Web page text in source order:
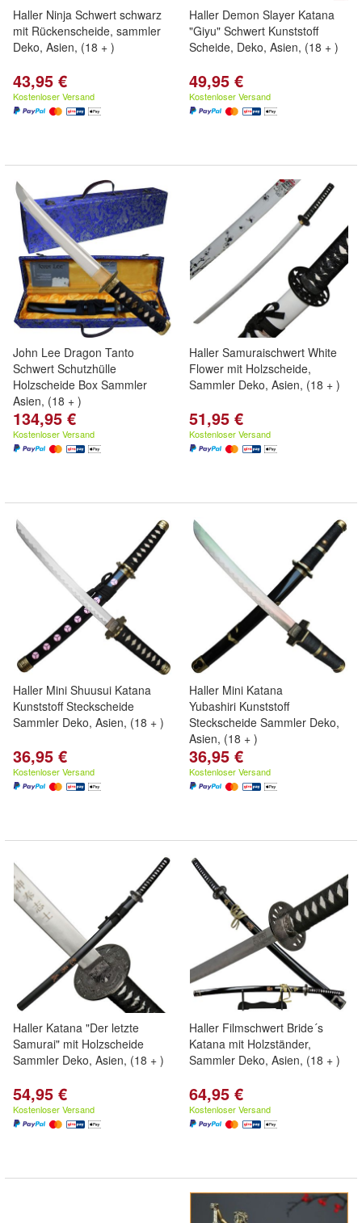
Haller Ninja Schwert schwarz
mit Rückenscheide, sammler
Deko, Asien, (18 + )
43,95 €
Kostenloser Versand
Haller Demon Slayer Katana
"Giyu" Schwert Kunststoff
Scheide, Deko, Asien, (18 + )
49,95 €
Kostenloser Versand
John Lee Dragon Tanto
Schwert Schutzhülle
Holzscheide Box Sammler
Asien, (18 + )
134,95 €
Kostenloser Versand
Haller Samuraischwert White
Flower mit Holzscheide,
Sammler Deko, Asien, (18 + )
51,95 €
Kostenloser Versand
Haller Mini Shuusui Katana
Kunststoff Steckscheide
Sammler Deko, Asien, (18 + )
36,95 €
Kostenloser Versand
Haller Mini Katana
Yubashiri Kunststoff
Steckscheide Sammler Deko,
Asien, (18 + )
36,95 €
Kostenloser Versand
Haller Katana "Der letzte
Samurai" mit Holzscheide
Sammler Deko, Asien, (18 + )
54,95 €
Kostenloser Versand
Haller Filmschwert Bride´s
Katana mit Holzständer,
Sammler Deko, Asien, (18 + )
64,95 €
Kostenloser Versand